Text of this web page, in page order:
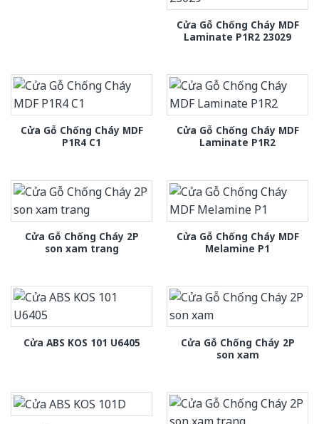
Cửa Gỗ Chống Cháy MDF
Laminate P1R2 23029
Cửa Gỗ Chống Cháy MDF
P1R4 C1
Cửa Gỗ Chống Cháy MDF
Laminate P1R2
Cửa Gỗ Chống Cháy 2P
son xam trang
Cửa Gỗ Chống Cháy MDF
Melamine P1
Cửa ABS KOS 101 U6405
Cửa Gỗ Chống Cháy 2P
son xam